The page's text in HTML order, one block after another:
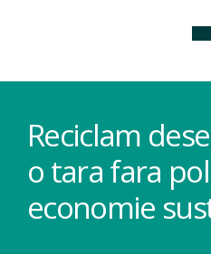
Reciclam
o tara fara
economie